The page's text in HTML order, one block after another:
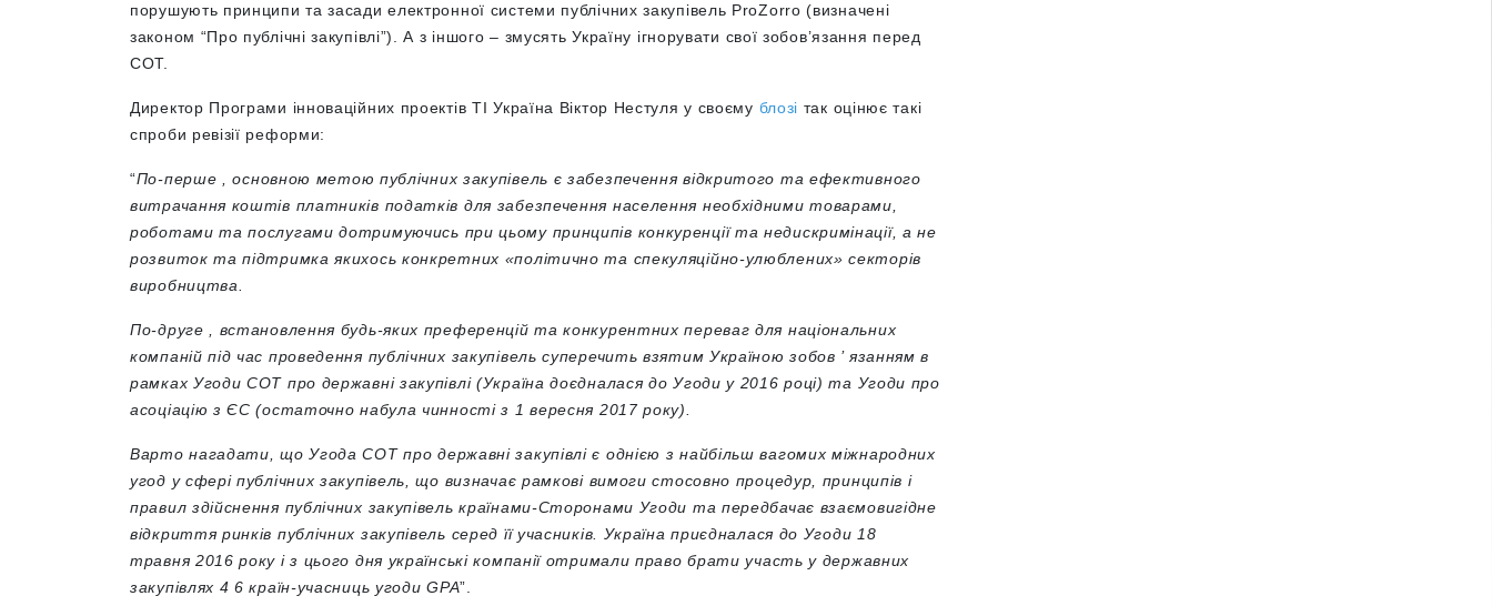
порушують принципи та засади електронної системи публічних закупівель ProZorro (визначені
законом “Про публічні закупівлі”). А з іншого – змусять Україну ігнорувати свої зобов’язання перед
СОТ.
Директор Програми інноваційних проектів ТІ Україна Віктор Нестуля у своєму блозі так оцінює такі
спроби ревізії реформи:
“По-перше , основною метою публічних закупівель є забезпечення відкритого та ефективного
витрачання коштів платників податків для забезпечення населення необхідними товарами,
роботами та послугами дотримуючись при цьому принципів конкуренції та недискримінації, а не
розвиток та підтримка якихось конкретних «політично та спекуляційно-улюблених» секторів
виробництва.
По-друге , встановлення будь-яких преференцій та конкурентних переваг для національних
компаній під час проведення публічних закупівель суперечить взятим Україною зобов ’ язанням в
рамках Угоди СОТ про державні закупівлі (Україна доєдналася до Угоди у 2016 році) та Угоди про
асоціацію з ЄС (остаточно набула чинності з 1 вересня 2017 року).
Варто нагадати, що Угода СОТ про державні закупівлі є однією з найбільш вагомих міжнародних
угод у сфері публічних закупівель, що визначає рамкові вимоги стосовно процедур, принципів і
правил здійснення публічних закупівель країнами-Сторонами Угоди та передбачає взаємовигідне
відкриття ринків публічних закупівель серед її учасників. Україна приєдналася до Угоди 18
травня 2016 року і з цього дня українські компанії отримали право брати участь у державних
закупівлях 4 6 країн-учасниць угоди GPA”.